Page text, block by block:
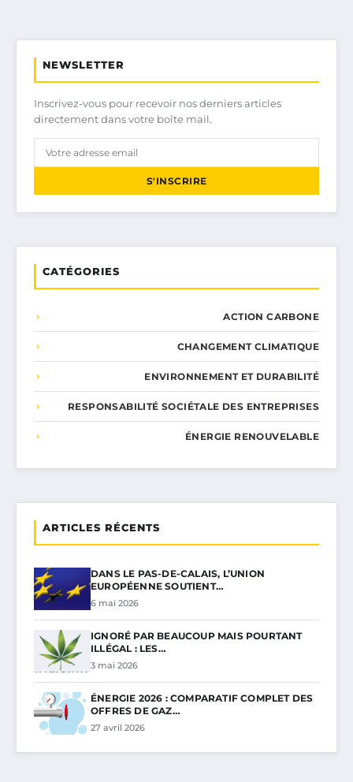
NEWSLETTER
Inscrivez-vous pour recevoir nos derniers articles
directement dans votre boîte mail.
S'INSCRIRE
CATÉGORIES
ACTION CARBONE
CHANGEMENT CLIMATIQUE
ENVIRONNEMENT ET DURABILITÉ
RESPONSABILITÉ SOCIÉTALE DES ENTREPRISES
ÉNERGIE RENOUVELABLE
ARTICLES RÉCENTS
DANS LE PAS-DE-CALAIS, L’UNION
EUROPÉENNE SOUTIENT…
6 mai 2026
IGNORÉ PAR BEAUCOUP MAIS POURTANT
ILLÉGAL : LES…
3 mai 2026
ÉNERGIE 2026 : COMPARATIF COMPLET DES
OFFRES DE GAZ…
27 avril 2026